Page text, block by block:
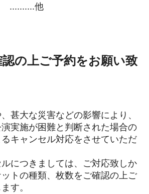
他
の上ご予約をお願い致
甚大な災害などの影響により、
実施が困難と判断された場合の
キャンセル対応をさせていただ
につきましては、ご対応致しか
トの種類、枚数をご確認の上ご
す。